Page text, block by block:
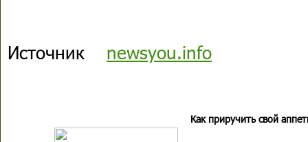
Источник newsyou.info
Как приручить свой